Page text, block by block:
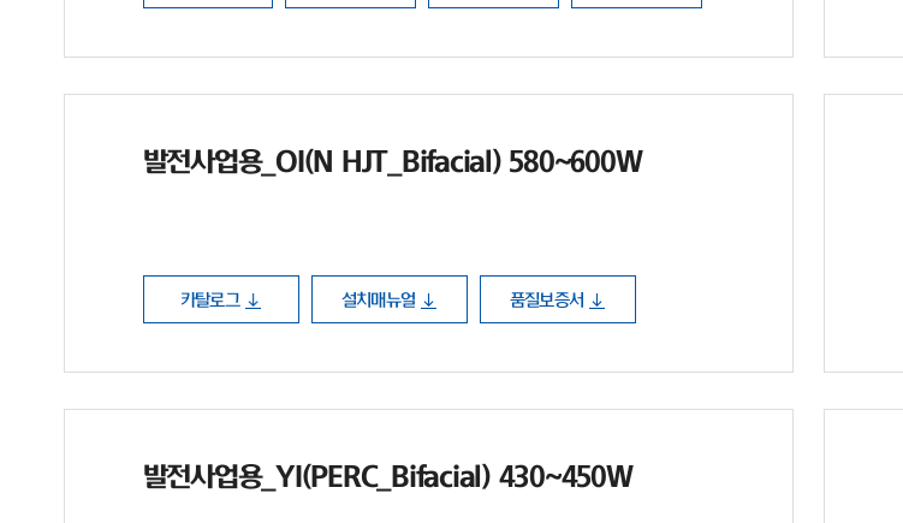
발전사업용_OI(N HJT_Bifacial) 580~600W
카탈로그 설치매뉴얼 품질보증서
발전사업용_YI(PERC_Bifacial) 430~450W